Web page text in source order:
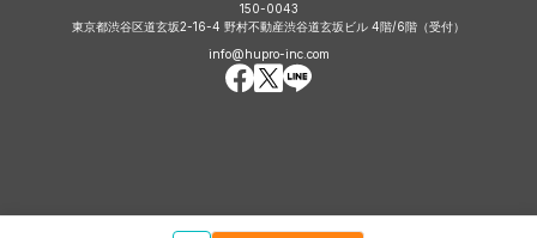
150-0043
東京都渋谷区道玄坂2-16-4 野村不動産渋谷道玄坂ビル 4階/6階（受付）
info@hupro-inc.com